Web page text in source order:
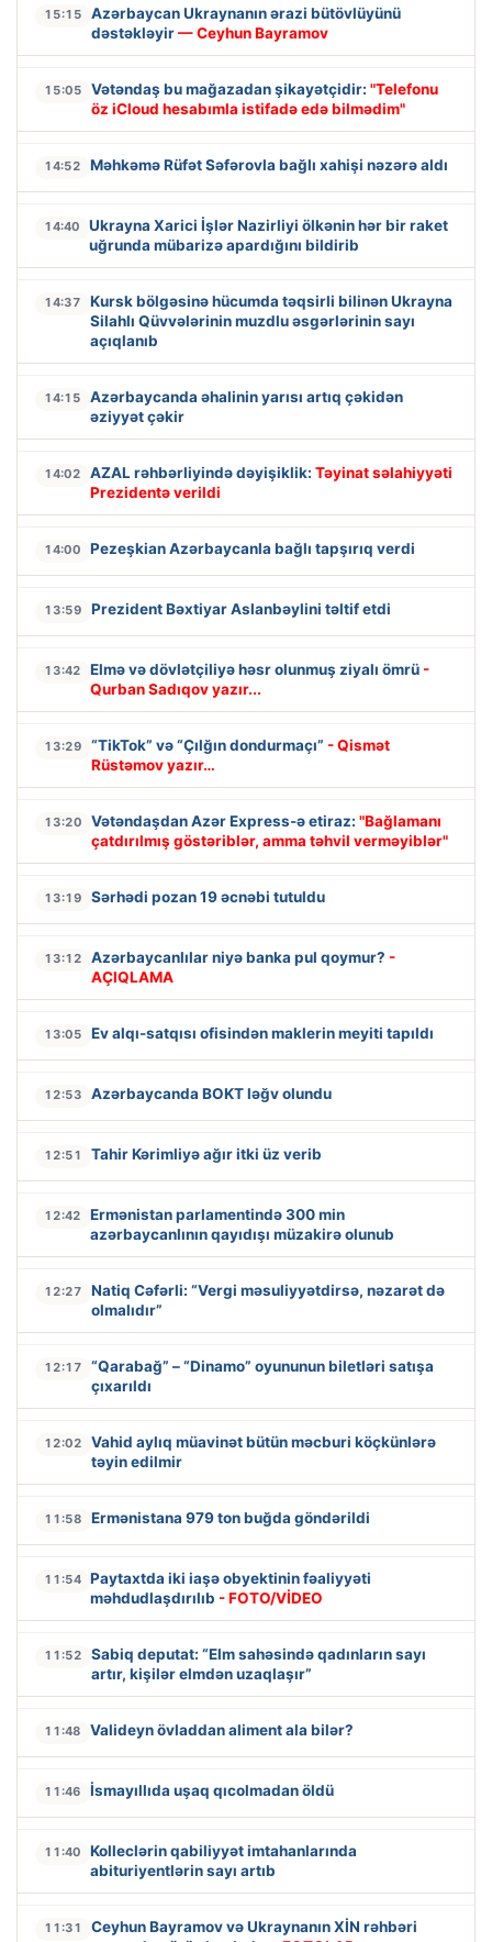
15:15
Azərbaycan Ukraynanın ərazi bütövlüyünü
dəstəkləyir— Ceyhun Bayramov
15:05 Vətəndaş bu mağazadan şikayətçidir: "Telefonu
öz iCloud hesabımla istifadə edə bilmədim"
14:52 Məhkəmə Rüfət Səfərovla bağlı xahişi nəzərə aldı
14:40
Ukrayna Xarici İşlər Nazirliyi ölkənin hər bir raket
uğrunda mübarizə apardığını bildirib
14:37
Kursk bölgəsinə hücumda təqsirli bilinən Ukrayna
Silahlı Qüvvələrinin muzdlu əsgərlərinin sayı
açıqlanıb
14:15
Azərbaycanda əhalinin yarısı artıq çəkidən
əziyyət çəkir
14:02 AZAL rəhbərliyində dəyişiklik: Təyinat səlahiyyəti
Prezidentə verildi
14:00 Pezeşkian Azərbaycanla bağlı tapşırıq verdi
13:59 Prezident Bəxtiyar Aslanbəylini təltif etdi
13:42 Elmə və dövlətçiliyə həsr olunmuş ziyalı ömrü -
Qurban Sadıqov yazır...
13:29 “TikTok” və “Çılğın dondurmaçı” - Qismət
Rüstəmov yazır…
13:20 Vətəndaşdan Azər Express-ə etiraz: "Bağlamanı
çatdırılmış göstəriblər, amma təhvil verməyiblər"
13:19 Sərhədi pozan 19 əcnəbi tutuldu
13:12 Azərbaycanlılar niyə banka pul qoymur? -
AÇIQLAMA
13:05 Ev alqı-satqısı ofisindən maklerin meyiti tapıldı
12:53 Azərbaycanda BOKT ləğv olundu
12:51 Tahir Kərimliyə ağır itki üz verib
12:42
Ermənistan parlamentində 300 min
azərbaycanlının qayıdışı müzakirə olunub
12:27
Natiq Cəfərli: “Vergi məsuliyyətdirsə, nəzarət də
olmalıdır”
12:17
“Qarabağ” – “Dinamo” oyununun biletləri satışa
çıxarıldı
12:02
Vahid aylıq müavinət bütün məcburi köçkünlərə
təyin edilmir
11:58 Ermənistana 979 ton buğda göndərildi
11:54 Paytaxtda iki iaşə obyektinin fəaliyyəti
məhdudlaşdırılıb - FOTO/VİDEO
11:52
Sabiq deputat: “Elm sahəsində qadınların sayı
artır, kişilər elmdən uzaqlaşır”
11:48 Valideyn övladdan aliment ala bilər?
11:46 İsmayıllıda uşaq qıcolmadan öldü
11:40
Kolleclərin qabiliyyət imtahanlarında
abituriyentlərin sayı artıb
11:31
Ceyhun Bayramov və Ukraynanın XİN rəhbəri